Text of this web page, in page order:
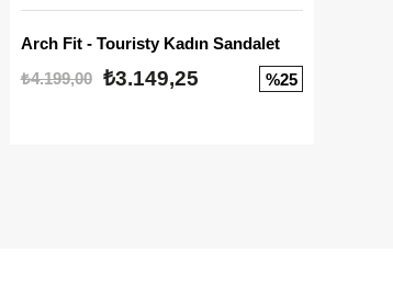
Arch Fit - Touristy Kadın Sandalet
₺4.199,00
₺3.149,25 %25